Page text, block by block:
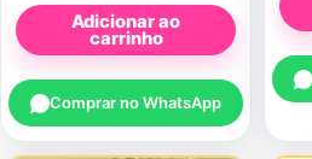
Adicionar ao
carrinho
Comprar no WhatsApp